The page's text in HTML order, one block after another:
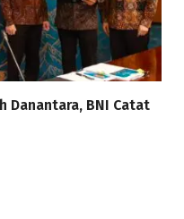
Danantara, BNI Catat